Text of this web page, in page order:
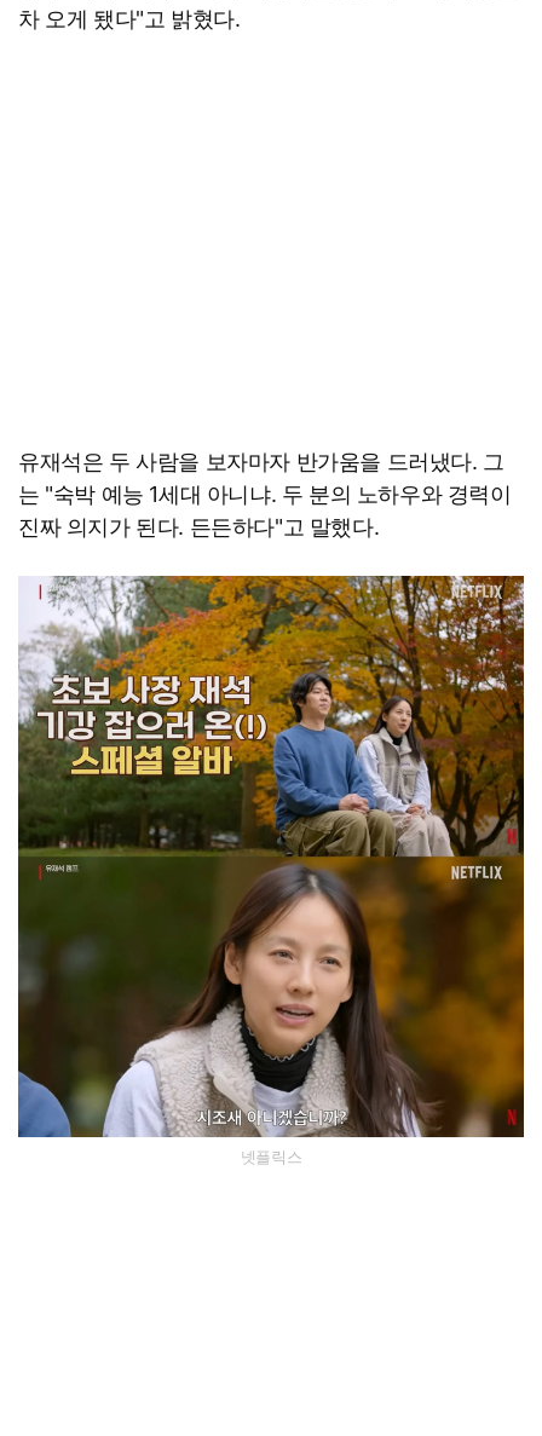
차 오게 됐다"고 밝혔다.
유재석은 두 사람을 보자마자 반가움을 드러냈다. 그
는 "숙박 예능 1세대 아니냐. 두 분의 노하우와 경력이
진짜 의지가 된다. 든든하다"고 말했다.
넷플릭스